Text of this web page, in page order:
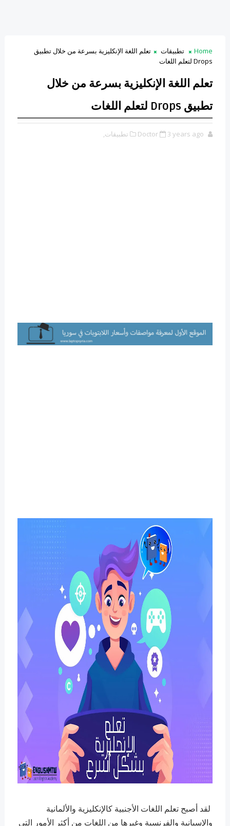
Home تطبيقات
تعلم اللغة الإنكليزية بسرعة من خلال تطبيق
Drops لتعلم اللغات
تعلم اللغة الإنكليزية بسرعة من خلال
تطبيق Drops لتعلم اللغات
Doctor 3 years ago تطبيقات,
لقد أصبح تعلم اللغات الأجنبية كالإنكليزية والألمانية
والإسبانية والفرنسية وغيرها من اللغات من أكثر الأمور التي